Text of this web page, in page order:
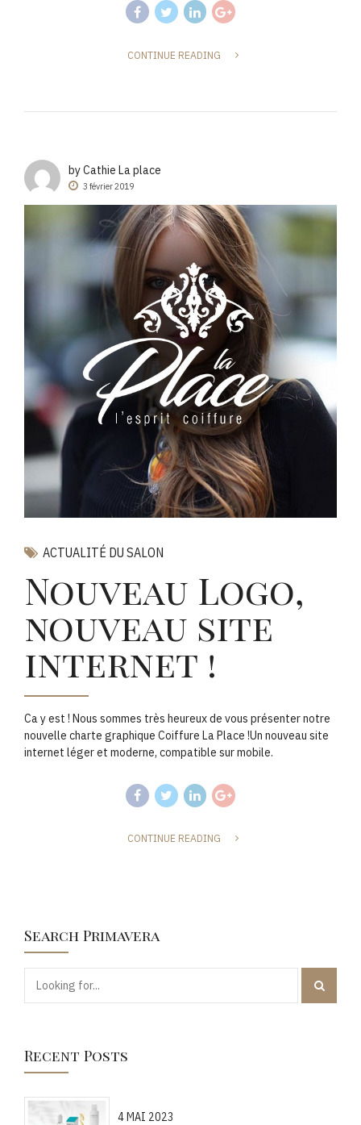
CONTINUE READING
by Cathie La place
3 février 2019
ACTUALITÉ DU SALON
Nouveau Logo,
nouveau site
internet !
Ca y est ! Nous sommes très heureux de vous présenter notre
nouvelle charte graphique Coiffure La Place !Un nouveau site
internet léger et moderne, compatible sur mobile.
CONTINUE READING
Search Primavera
Recent Posts
4 MAI 2023